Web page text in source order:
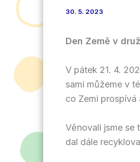
30. 5. 2023
Den Země v
V pátek 21. 4.
sami můžeme v
co Zemi
Věnovali jsme se
dal dále